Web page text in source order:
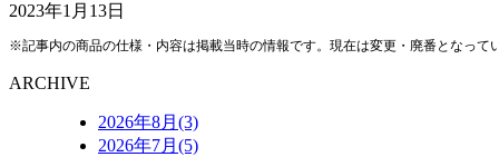
2023年1月13日
※記事内の商品の仕様・内容は掲載当時の情報です。現在は変更・廃番となって
ARCHIVE
2026年8月(3)
2026年7月(5)